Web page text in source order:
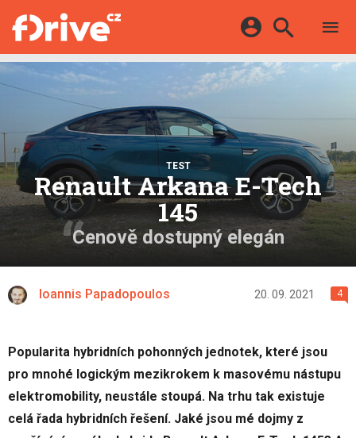
TESTY
KATALOG
MAPA STANIC
VIDEA
DALŠÍ
ELEKTROMOBILY
HYBRIDY
E-MOTORSPORT
OSTATNÍ
SERIÁLY
Přihlášení a registrace pomocí:
Facebook Google
Twitter Apple Microsoft
TEST
Renault Arkana E-Tech
145
Cenově dostupný elegán
Ioannis Papadopoulos 20. 09. 2021 4
Popularita hybridních pohonných jednotek, které jsou
pro mnohé logickým mezikrokem k masovému nástupu
elektromobility, neustále stoupá. Na trhu tak existuje
celá řada hybridních řešení. Jaké jsou mé dojmy z